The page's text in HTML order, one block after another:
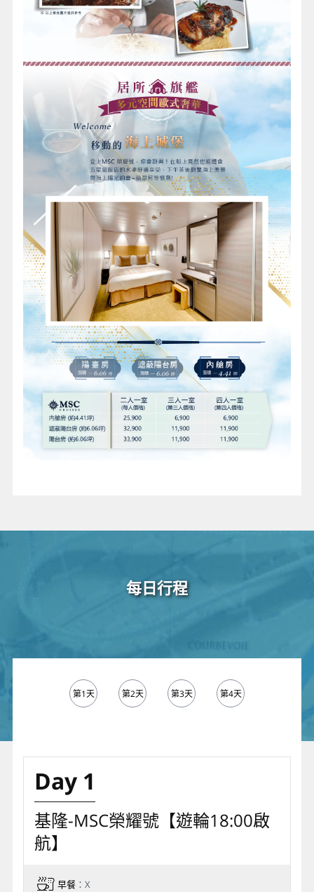
每日行程
第1天 第2天 第3天 第4天
Day 1
基隆-MSC榮耀號【遊輪18:00啟
航】
早餐：X